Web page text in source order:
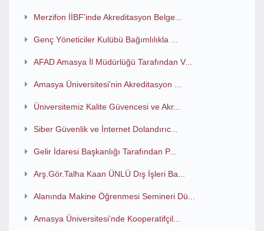
Merzifon İİBF'inde Akreditasyon Belge...
Genç Yöneticiler Kulübü Bağımlılıkla ...
AFAD Amasya İl Müdürlüğü Tarafından V...
Amasya Üniversitesi'nin Akreditasyon ...
Üniversitemiz Kalite Güvencesi ve Akr...
Siber Güvenlik ve İnternet Dolandırıc...
Gelir İdaresi Başkanlığı Tarafından P...
Arş.Gör.Talha Kaan ÜNLÜ Dış İşleri Ba...
Alanında Makine Öğrenmesi Semineri Dü...
Amasya Üniversitesi’nde Kooperatifçil...